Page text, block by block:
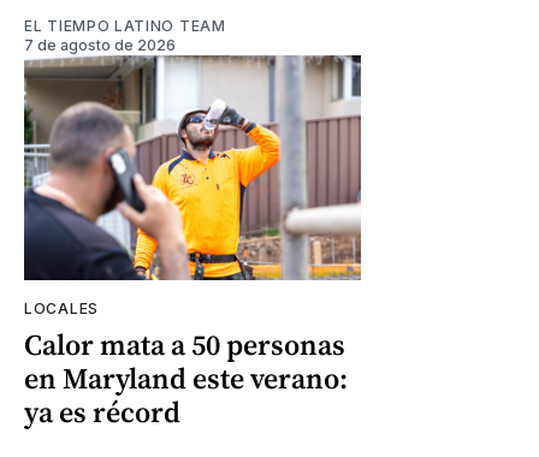
EL TIEMPO LATINO TEAM
7 de agosto de 2026
LOCALES
Calor mata a 50 personas
en Maryland este verano:
ya es récord